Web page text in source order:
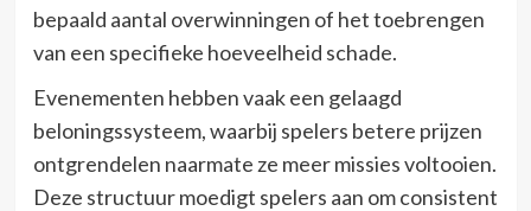
bepaald aantal overwinningen of het toebrengen
van een specifieke hoeveelheid schade.
Evenementen hebben vaak een gelaagd
beloningssysteem, waarbij spelers betere prijzen
ontgrendelen naarmate ze meer missies voltooien.
Deze structuur moedigt spelers aan om consistent